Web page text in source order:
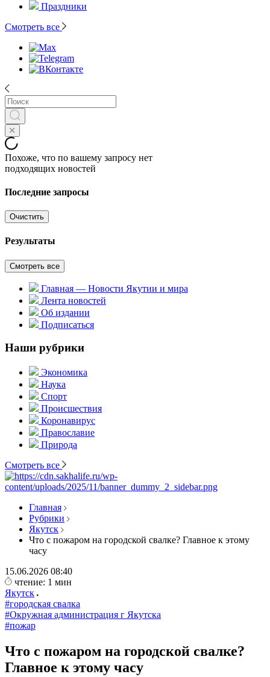
Праздники
Смотреть все
Похоже, что по вашему запросу нет
подходящих новостей
Последние запросы
Очистить
Результаты
Смотреть все
Главная — Новости Якутии и мира
Лента новостей
Об издании
Подписаться
Наши рубрики
Экономика
Наука
Спорт
Происшествия
Коронавирус
Православие
Природа
Смотреть все
Главная
Рубрики
Якутск
Что с пожаром на городской свалке? Главное к этому
часу
15.06.2026 08:40
чтение: 1 мин
Якутск
#городская свалка
#Окружная администрация г Якутска
#пожар
Что с пожаром на городской свалке?
Главное к этому часу